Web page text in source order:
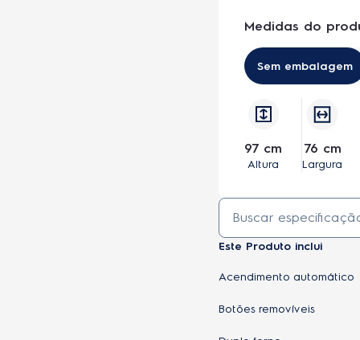
Medidas do
Sem embalagem
97 cm
Altura
76 cm
Largura
Este Produto inclui
Acendimento automático
Botões removíveis